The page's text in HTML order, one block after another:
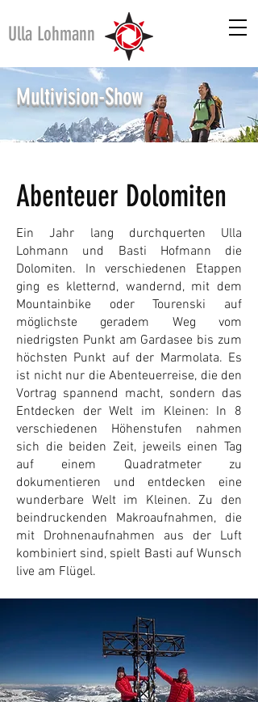
Ulla Lohmann
Multivision-Show
Abenteuer Dolomiten
Ein Jahr lang durchquerten Ulla
Lohmann und Basti Hofmann die
Dolomiten. In verschiedenen Etappen
ging es kletternd, wandernd, mit dem
Mountainbike oder Tourenski auf
möglichste geradem Weg vom
niedrigsten Punkt am Gardasee bis zum
höchsten Punkt auf der Marmolata. Es
ist nicht nur die Abenteuerreise, die den
Vortrag spannend macht, sondern das
Entdecken der Welt im Kleinen: In 8
verschiedenen Höhenstufen nahmen
sich die beiden Zeit, jeweils einen Tag
auf einem Quadratmeter zu
dokumentieren und entdecken eine
wunderbare Welt im Kleinen. Zu den
beindruckenden Makroaufnahmen, die
mit Drohnenaufnahmen aus der Luft
kombiniert sind, spielt Basti auf Wunsch
live am Flügel.